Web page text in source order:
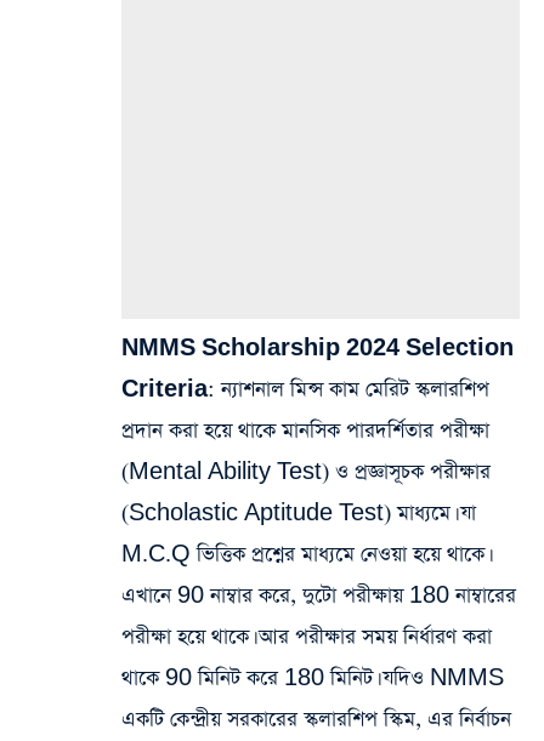
NMMS Scholarship 2024 Selection
Criteria: ন্যাশনাল মিন্স কাম মেরিট স্কলারশিপ
প্রদান করা হয়ে থাকে মানসিক পারদর্শিতার পরীক্ষা
(Mental Ability Test) ও প্রজ্ঞাসূচক পরীক্ষার
(Scholastic Aptitude Test) মাধ্যমে। যা
M.C.Q ভিত্তিক প্রশ্নের মাধ্যমে নেওয়া হয়ে থাকে।
এখানে 90 নাম্বার করে, দুটো পরীক্ষায় 180 নাম্বারের
পরীক্ষা হয়ে থাকে। আর পরীক্ষার সময় নির্ধারণ করা
থাকে 90 মিনিট করে 180 মিনিট। যদিও NMMS
একটি কেন্দ্রীয় সরকারের স্কলারশিপ স্কিম, এর নির্বাচন